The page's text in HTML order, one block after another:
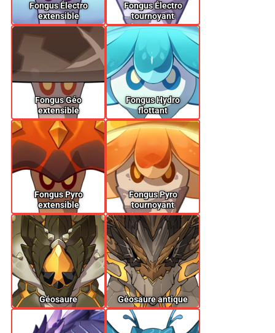
Fongus Électro
extensible
Fongus Électro
tournoyant
Fongus Géo
extensible
Fongus Hydro
flottant
Fongus Pyro
extensible
Fongus Pyro
tournoyant
Géosaure Géosaure antique